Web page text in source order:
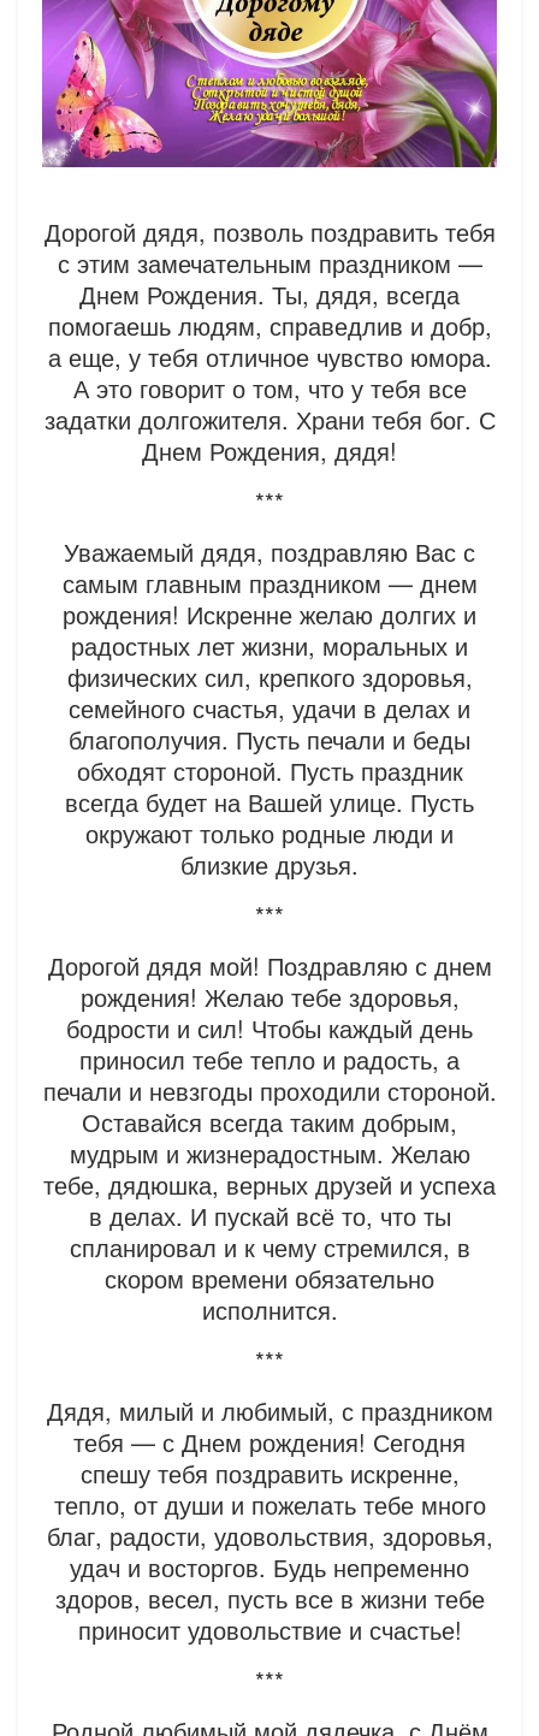
Дорогой дядя, позволь поздравить тебя
с этим замечательным праздником —
Днем Рождения. Ты, дядя, всегда
помогаешь людям, справедлив и добр,
а еще, у тебя отличное чувство юмора.
А это говорит о том, что у тебя все
задатки долгожителя. Храни тебя бог. С
Днем Рождения, дядя!
***
Уважаемый дядя, поздравляю Вас с
самым главным праздником — днем
рождения! Искренне желаю долгих и
радостных лет жизни, моральных и
физических сил, крепкого здоровья,
семейного счастья, удачи в делах и
благополучия. Пусть печали и беды
обходят стороной. Пусть праздник
всегда будет на Вашей улице. Пусть
окружают только родные люди и
близкие друзья.
***
Дорогой дядя мой! Поздравляю с днем
рождения! Желаю тебе здоровья,
бодрости и сил! Чтобы каждый день
приносил тебе тепло и радость, а
печали и невзгоды проходили стороной.
Оставайся всегда таким добрым,
мудрым и жизнерадостным. Желаю
тебе, дядюшка, верных друзей и успеха
в делах. И пускай всё то, что ты
спланировал и к чему стремился, в
скором времени обязательно
исполнится.
***
Дядя, милый и любимый, с праздником
тебя — с Днем рождения! Сегодня
спешу тебя поздравить искренне,
тепло, от души и пожелать тебе много
благ, радости, удовольствия, здоровья,
удач и восторгов. Будь непременно
здоров, весел, пусть все в жизни тебе
приносит удовольствие и счастье!
***